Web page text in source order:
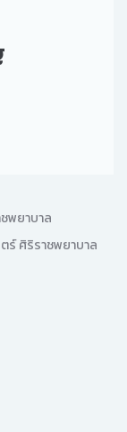
พยาบาล
ร์ ศิริราชพยาบาล